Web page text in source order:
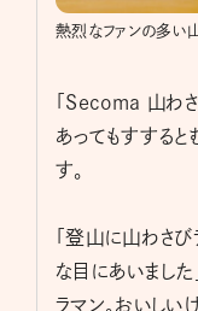
熱烈なファンの多い
「Secoma 山わ
あってもすすると
す。
「登山に山わさ
な目にあいまし
ラマン。おいし